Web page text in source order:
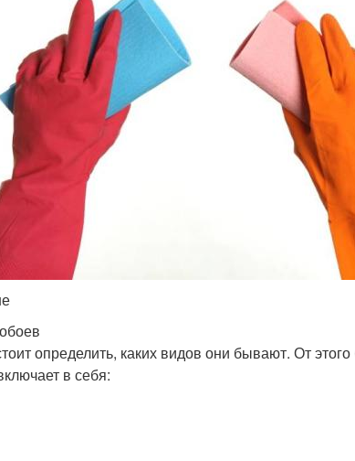
определить, каких видов они бывают. От
в себя: